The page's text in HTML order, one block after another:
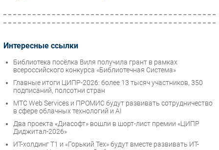
Интересные ссылки
Библиотека посёлка Виля получила грант в рамках
всероссийского конкурса «Библиотечная Система»
Главные итоги ЦИПР-2026: более 13 тысяч участников, 350
подписаний, полсотни стран
МТС Web Services и ПРОМИС будут развивать сотрудничество
в сфере облачных технологий и AI
Два проекта «Диасофт» вошли в шорт-лист премии «ЦИПР
Диджитал-2026»
ИТ-холдинг Т1 и «Горький Тех» будут вместе развивать ИТ-